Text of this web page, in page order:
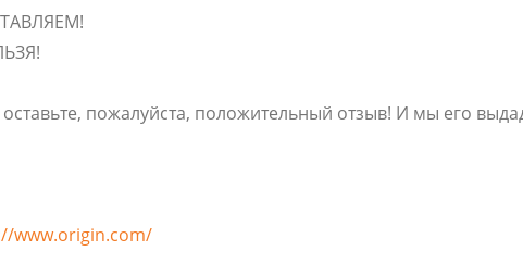
пожалуйста, положительный отзыв! И мы его
www.origin.com/